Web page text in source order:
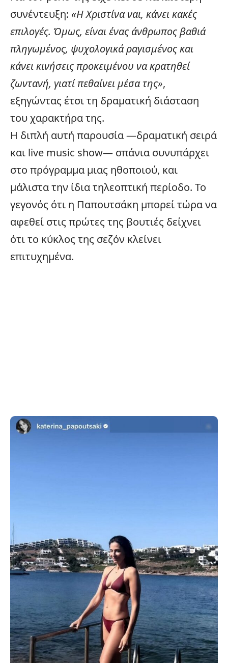
συνέντευξη: «Η Χριστίνα ναι, κάνει κακές
επιλογές. Όμως, είναι ένας άνθρωπος βαθιά
πληγωμένος, ψυχολογικά ραγισμένος και
κάνει κινήσεις προκειμένου να κρατηθεί
ζωντανή, γιατί πεθαίνει μέσα της»,
εξηγώντας έτσι τη δραματική διάσταση
του χαρακτήρα της.
Η διπλή αυτή παρουσία —δραματική σειρά
και live music show— σπάνια συνυπάρχει
στο πρόγραμμα μιας ηθοποιού, και
μάλιστα την ίδια τηλεοπτική περίοδο. Το
γεγονός ότι η Παπουτσάκη μπορεί τώρα να
αφεθεί στις πρώτες της βουτιές δείχνει
ότι το κύκλος της σεζόν κλείνει
επιτυχημένα.